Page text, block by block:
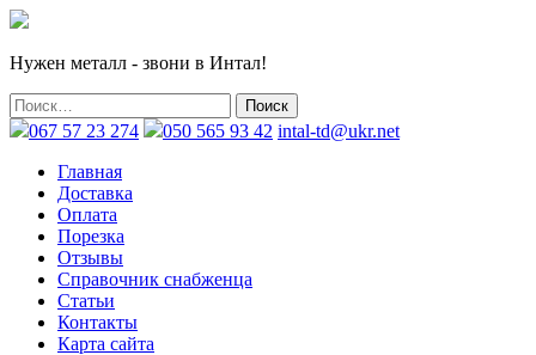
Нужен металл - звони в Интал!
067 57 23 274 050 565 93 42 intal-td@ukr.net
Главная
Доставка
Оплата
Порезка
Отзывы
Справочник снабженца
Статьи
Контакты
Карта сайта